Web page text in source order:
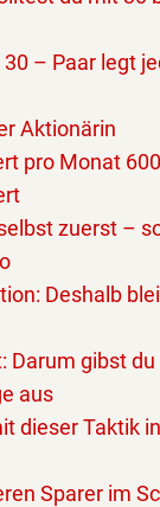
– Paar legt
Aktionärin
pro Monat
zuerst –
Deshalb
Darum gibst
aus
dieser Taktik
Sparer im